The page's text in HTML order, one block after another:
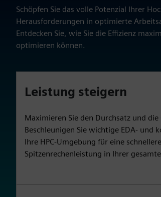
Schöpfen Sie das volle Potenzial Ihrer
Herausforderungen in optimierte
Entdecken Sie, wie Sie die Effizienz
optimieren können.
Leistung steigern
Maximieren Sie den Durchsatz und
Beschleunigen Sie wichtige EDA- und
Ihre HPC-Umgebung für eine
Spitzenrechenleistung in Ihrer